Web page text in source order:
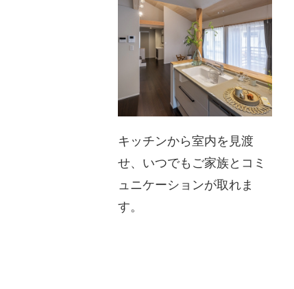
キッチンから室内を見渡
せ、いつでもご家族とコミ
ュニケーションが取れま
す。